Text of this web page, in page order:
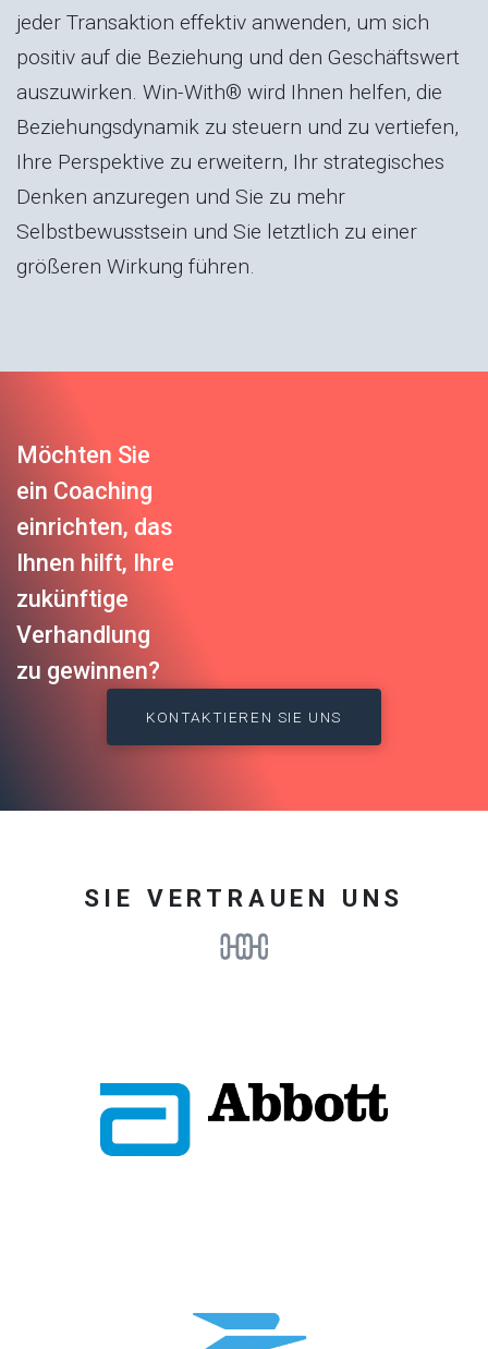
jeder Transaktion effektiv anwenden, um sich
positiv auf die Beziehung und den Geschäftswert
auszuwirken. Win-With® wird Ihnen helfen, die
Beziehungsdynamik zu steuern und zu vertiefen,
Ihre Perspektive zu erweitern, Ihr strategisches
Denken anzuregen und Sie zu mehr
Selbstbewusstsein und Sie letztlich zu einer
größeren Wirkung führen.
Möchten Sie
ein Coaching
einrichten, das
Ihnen hilft, Ihre
zukünftige
Verhandlung
zu gewinnen?
KONTAKTIEREN SIE UNS
SIE VERTRAUEN UNS